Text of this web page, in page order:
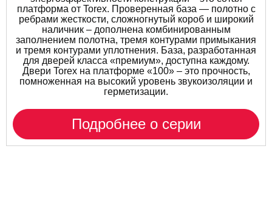
платформа от Torex. Проверенная база — полотно с
ребрами жесткости, сложногнутый короб и широкий
наличник – дополнена комбинированным
заполнением полотна, тремя контурами примыкания
и тремя контурами уплотнения. База, разработанная
для дверей класса «премиум», доступна каждому.
Двери Torex на платформе «100» – это прочность,
помноженная на высокий уровень звукоизоляции и
герметизации.
Подробнее о серии